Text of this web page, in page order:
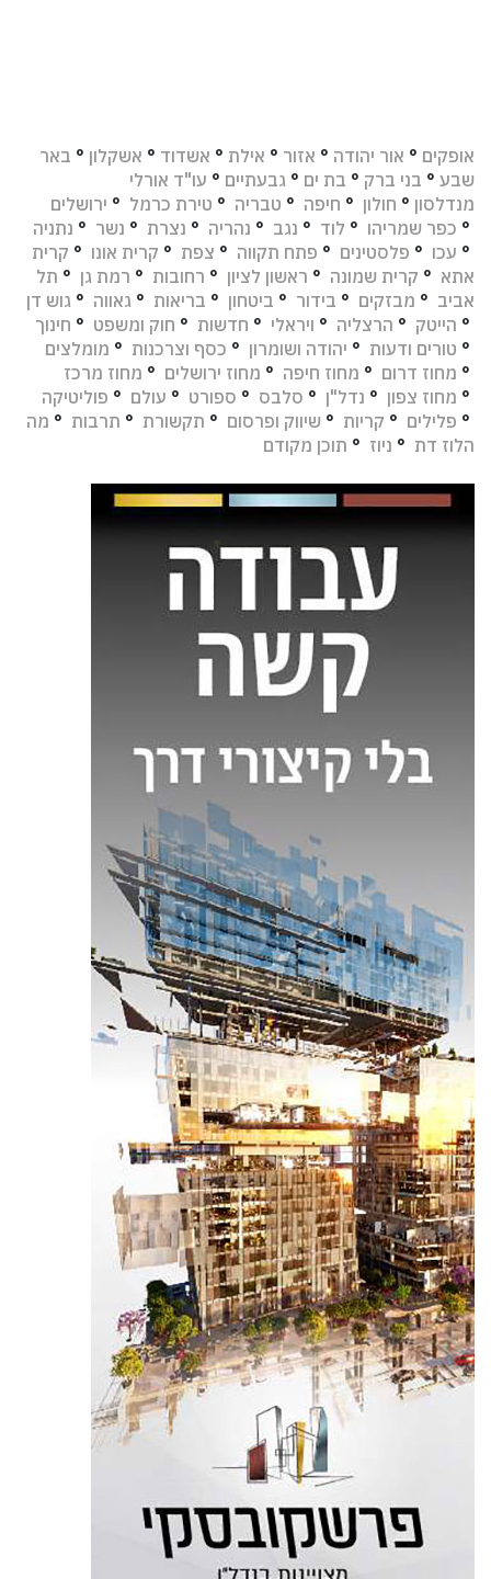
אופקים ° אור יהודה ° אזור ° אילת ° אשדוד ° אשקלון ° באר
שבע ° בני ברק ° בת ים ° גבעתיים ° עו"ד אורלי
מנדלסון ° חולון ° חיפה ° טבריה ° טירת כרמל ° ירושלים
° כפר שמריהו ° לוד ° נגב ° נהריה ° נצרת ° נשר ° נתניה
° עכו ° פלסטינים ° פתח תקווה ° צפת ° קרית אונו ° קרית
אתא ° קרית שמונה ° ראשון לציון ° רחובות ° רמת גן ° תל
אביב ° מבזקים ° בידור ° ביטחון ° בריאות ° גאווה ° גוש דן
° הייטק ° הרצליה ° ויראלי ° חדשות ° חוק ומשפט ° חינוך
° טורים ודעות ° יהודה ושומרון ° כסף וצרכנות ° מומלצים
° מחוז דרום ° מחוז חיפה ° מחוז ירושלים ° מחוז מרכז
° מחוז צפון ° נדל"ן ° סלבס ° ספורט ° עולם ° פוליטיקה
° פלילים ° קריות ° שיווק ופרסום ° תקשורת ° תרבות ° מה
הלוז דת ° ניוז ° תוכן מקודם